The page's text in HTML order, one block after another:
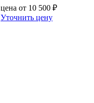
цена от 10 500 ₽
Уточнить цену